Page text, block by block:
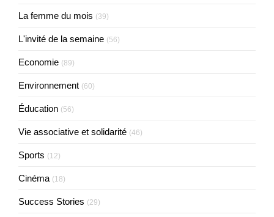
La femme du mois (39)
L'invité de la semaine (56)
Economie (89)
Environnement (60)
Éducation (56)
Vie associative et solidarité (46)
Sports (12)
Cinéma (18)
Success Stories (29)